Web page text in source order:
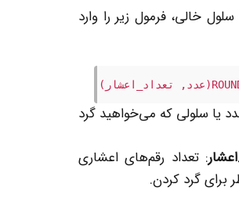
خالی، فرمول زیر را وارد
یا سلولی که می‌خواهید گرد
: تعداد رقم‌های اعشاری
برای گرد کردن.